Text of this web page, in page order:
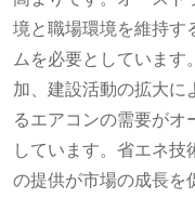
境と職場環境を維持す
ムを必要としていま
加、建設活動の拡大に
るエアコンの需要がオ
しています。省エネ
の提供が市場の成長を